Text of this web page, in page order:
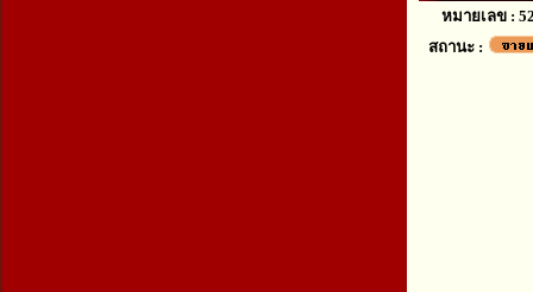
หมายเลข :
สถานะ :